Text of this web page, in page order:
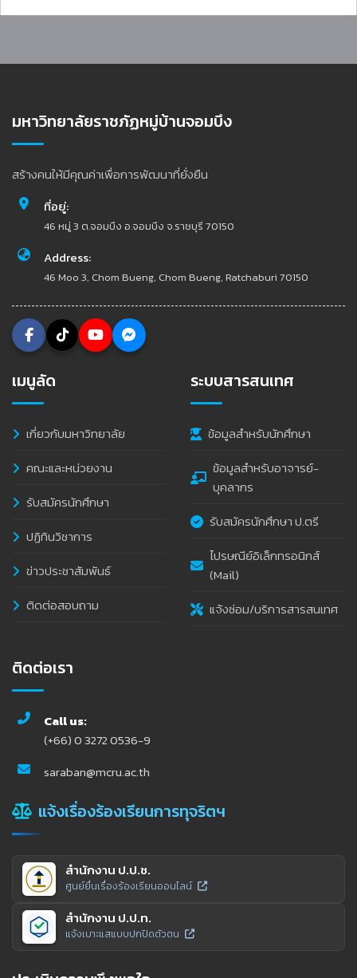
มหาวิทยาลัยราชภัฏหมู่บ้านจอมบึง
สร้างคนให้มีคุณค่าเพื่อการพัฒนาที่ยั่งยืน
ที่อยู่:
46 หมู่ 3 ต.จอมบึง อ.จอมบึง จ.ราชบุรี 70150
Address:
46 Moo 3, Chom Bueng, Chom Bueng, Ratchaburi 70150
เมนูลัด
เกี่ยวกับมหาวิทยาลัย
คณะและหน่วยงาน
รับสมัครนักศึกษา
ปฏิทินวิชาการ
ข่าวประชาสัมพันธ์
ติดต่อสอบถาม
ระบบสารสนเทศ
ข้อมูลสำหรับนักศึกษา
ข้อมูลสำหรับอาจารย์-
บุคลากร
รับสมัครนักศึกษา ป.ตรี
ไปรษณีย์อิเล็กทรอนิกส์
(Mail)
แจ้งซ่อม/บริการสารสนเทศ
ติดต่อเรา
Call us:
(+66) 0 3272 0536-9
saraban@mcru.ac.th
แจ้งเรื่องร้องเรียนการทุจริตฯ
สำนักงาน ป.ป.ช.
ศูนย์ยื่นเรื่องร้องเรียนออนไลน์
สำนักงาน ป.ป.ท.
แจ้งเบาะแสแบบปกปิดตัวตน